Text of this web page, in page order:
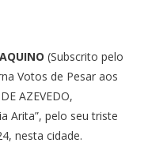
(Subscrito pelo
Votos de Pesar aos
AZEVEDO,
Arita”, pelo seu triste
nesta cidade.